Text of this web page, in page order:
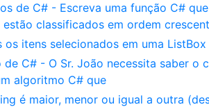
de C# - Escreva uma função C#
classificados em ordem
itens selecionados em uma
de C# - O Sr. João necessita saber
algoritmo C# que
é maior, menor ou igual a outra